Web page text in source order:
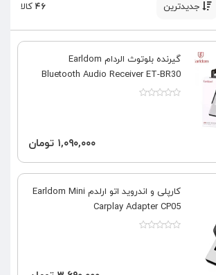
جدیدترین ۴۶ کالا
گیرنده بلوتوث الردام Earldom
Bluetooth Audio Receiver ET-BR30
۱,۰۹۰,۰۰۰ تومان
کارپلی و اندروید اتو ارلدم Earldom Mini
Carplay Adapter CP05